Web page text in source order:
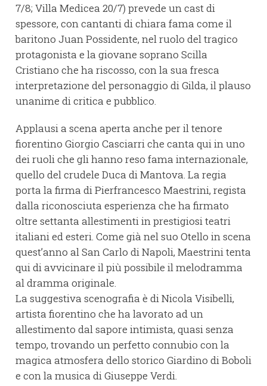
7/8; Villa Medicea 20/7) prevede un cast di
spessore, con cantanti di chiara fama come il
baritono Juan Possidente, nel ruolo del tragico
protagonista e la giovane soprano Scilla
Cristiano che ha riscosso, con la sua fresca
interpretazione del personaggio di Gilda, il plauso
unanime di critica e pubblico.
Applausi a scena aperta anche per il tenore
fiorentino Giorgio Casciarri che canta qui in uno
dei ruoli che gli hanno reso fama internazionale,
quello del crudele Duca di Mantova. La regia
porta la firma di Pierfrancesco Maestrini, regista
dalla riconosciuta esperienza che ha firmato
oltre settanta allestimenti in prestigiosi teatri
italiani ed esteri. Come già nel suo Otello in scena
quest’anno al San Carlo di Napoli, Maestrini tenta
qui di avvicinare il più possibile il melodramma
al dramma originale.
La suggestiva scenografia è di Nicola Visibelli,
artista fiorentino che ha lavorato ad un
allestimento dal sapore intimista, quasi senza
tempo, trovando un perfetto connubio con la
magica atmosfera dello storico Giardino di Boboli
e con la musica di Giuseppe Verdi.